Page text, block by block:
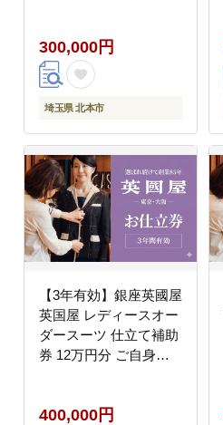
300,000円
埼玉県 北本市
【3年有効】銀座英國屋
英国屋 レディースオー
ダースーツ 仕立て補助
券 12万円分 ご自身用
400,000円